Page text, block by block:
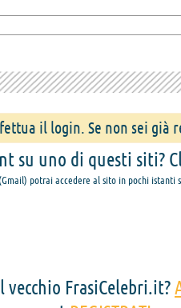
il login. Se non sei già
su uno di questi siti?
potrai accedere al sito in pochi istanti
FrasiCelebri.it?